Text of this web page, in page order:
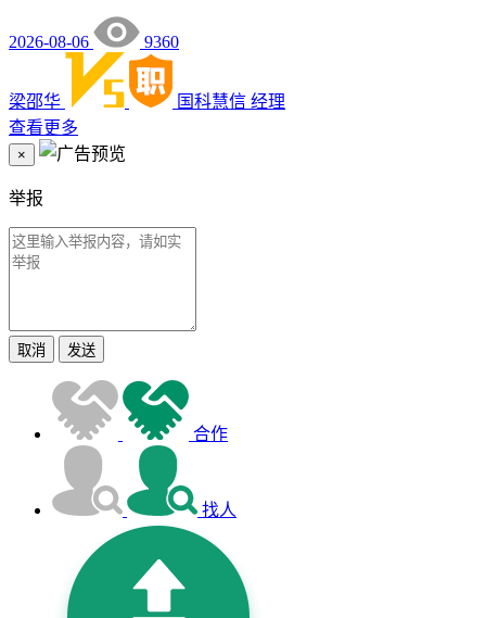
2026-08-06 9360
梁邵华 国科慧信 经理
查看更多
×
举报
取消 发送
合作
找人